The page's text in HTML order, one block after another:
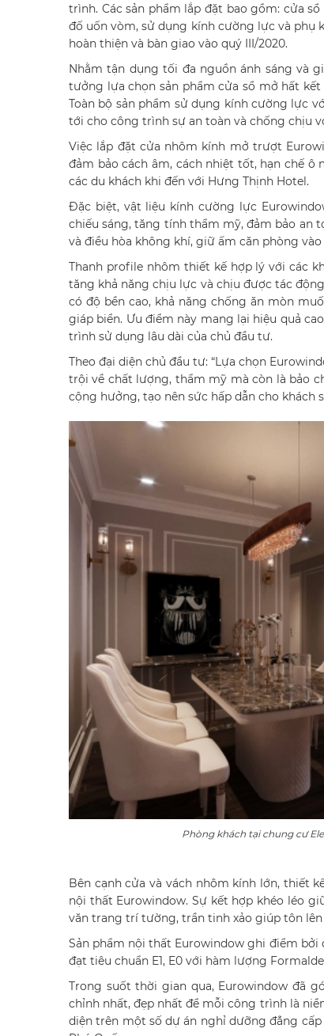
trình. Các sản phẩm lắp đặt bao gồm: cửa
đố uốn vòm, sử dụng kính cường lực và phụ
hoàn thiện và bàn giao vào quý III/2020.
Nhằm tận dụng tối đa nguồn ánh sáng và
tưởng lựa chọn sản phẩm cửa sổ mở hất
Toàn bộ sản phẩm sử dụng kính cường lực
tới cho công trình sự an toàn và chống chịu
Việc lắp đặt cửa nhôm kính mở trượt
đảm bảo cách âm, cách nhiệt tốt, hạn chế
các du khách khi đến với Hưng Thịnh Hotel.
Đặc biệt, vật liệu kính cường lực
chiếu sáng, tăng tính thẩm mỹ, đảm bảo an
và điều hòa không khí, giữ ấm căn phòng
Thanh profile nhôm thiết kế hợp lý với các
tăng khả năng chịu lực và chịu được tác
có độ bền cao, khả năng chống ăn mòn
giáp biển. Ưu điểm này mang lại hiệu quả
trình sử dụng lâu dài của chủ đầu tư.
Theo đại diện chủ đầu tư: “Lựa chọn
trội về chất lượng, thẩm mỹ mà còn là bảo
cộng hưởng, tạo nên sức hấp dẫn cho khách
Phòng khách tại chung cư
Bên cạnh cửa và vách nhôm kính lớn, thiết
nội thất Eurowindow. Sự kết hợp khéo léo
văn trang trí tường, trần tinh xảo giúp tôn
Sản phẩm nội thất Eurowindow ghi điểm
đạt tiêu chuẩn E1, E0 với hàm lượng
Trong suốt thời gian qua, Eurowindow đã
chỉnh nhất, đẹp nhất để mỗi công trình là
diện trên một số dự án nghỉ dưỡng đẳng cấp